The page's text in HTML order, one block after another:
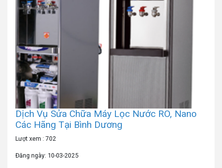
Dịch Vụ Sửa Chữa Máy Lọc Nước RO, Nano
Các Hãng Tại Bình Dương
Lượt xem : 702
Đăng ngày: 10-03-2025